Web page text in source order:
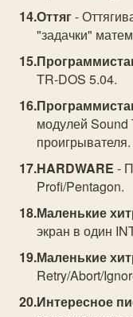
Оттяг-
"задачки"
TR-DOS 5.04.
модулей Sound
проигрывателя.
HARDWARE -
Profi/Pentagon.
Маленькие
экран в один
Маленькие
Retry/Abort/
Интересное